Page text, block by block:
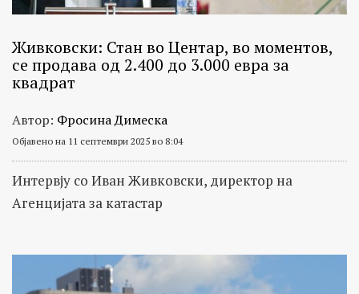
Живковски: Стан во Центар, во моментов,
се продава од 2.400 до 3.000 евра за
квадрат
Автор: Фросина Димеска
Објавено на 11 септември 2025 во 8:04
Интервју со Иван Живковски, директор на
Агенцијата за катастар